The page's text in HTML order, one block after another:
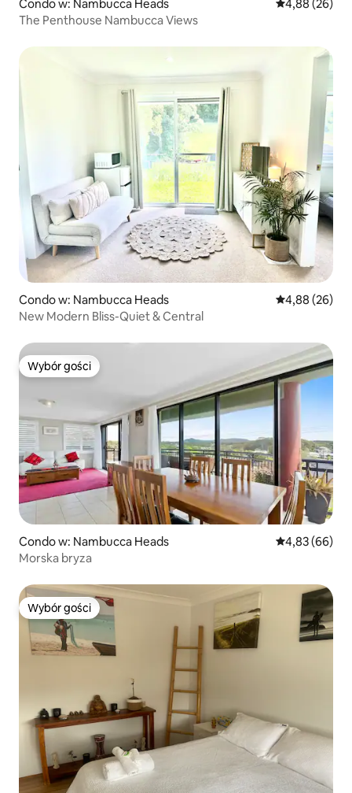
Condo w: Nambucca Heads Średnia
4,88 (26)
The Penthouse Nambucca Views
Condo w: Nambucca Heads Średnia
4,88 (26)
New Modern Bliss-Quiet & Central
Wybór gości
Wybór gości
Condo w: Nambucca Heads Średnia
4,83 (66)
Morska bryza
Wybór gości
Wybór gości